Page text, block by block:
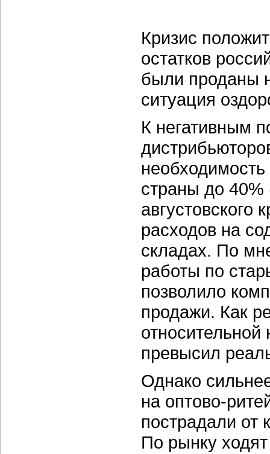
Кризис
остатков
были проданы
ситуация
К негативным
страны до
августовского
расходов на
складах. По
работы по
позволило
продажи. Как
превысил
Однако
на оптово-
пострадали от
По рынку